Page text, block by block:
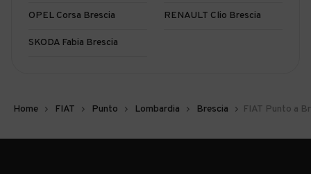
OPEL Corsa Brescia RENAULT Clio Brescia
SKODA Fabia Brescia
Home FIAT Punto Lombardia Brescia FIAT Punto a